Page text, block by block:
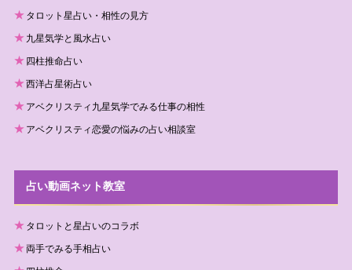
タロット星占い・相性の見方
九星気学と風水占い
四柱推命占い
西洋占星術占い
アベクリスティ九星気学でみる仕事の相性
アベクリスティ恋愛の悩みの占い相談室
占い動画ネット教室
タロットと星占いのコラボ
両手でみる手相占い